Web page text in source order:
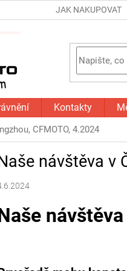
JAK NAKUPOVAT
Kontakty
CFMOTO, 4.2024
návštěva v